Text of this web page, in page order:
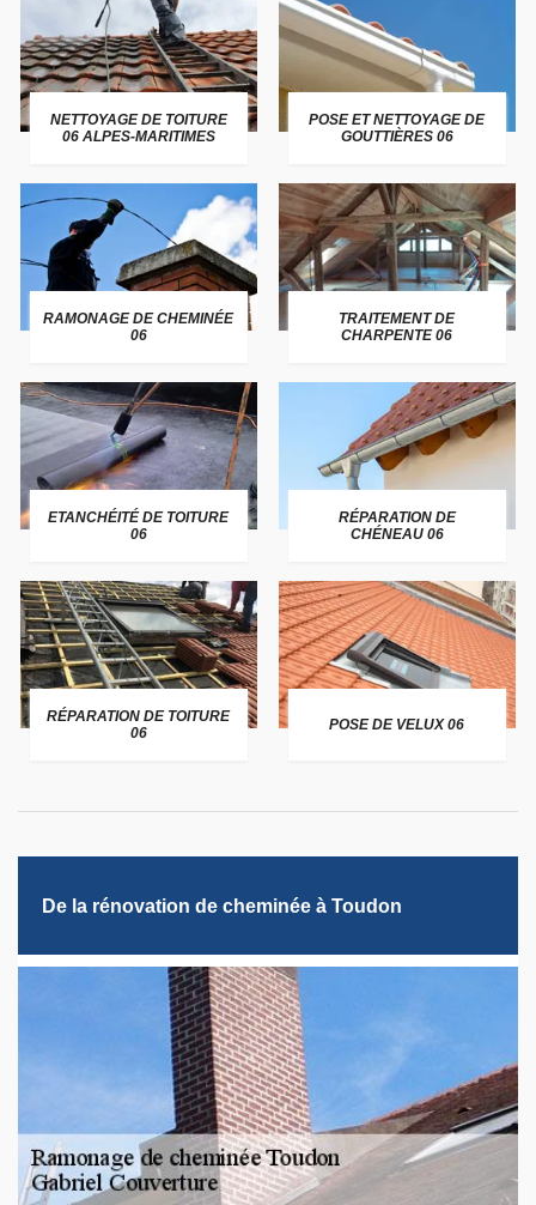
NETTOYAGE DE TOITURE
06 ALPES-MARITIMES
POSE ET NETTOYAGE DE
GOUTTIÈRES 06
RAMONAGE DE CHEMINÉE
06
TRAITEMENT DE
CHARPENTE 06
ETANCHÉITÉ DE TOITURE
06
RÉPARATION DE
CHÉNEAU 06
RÉPARATION DE TOITURE
06
POSE DE VELUX 06
De la rénovation de cheminée à Toudon